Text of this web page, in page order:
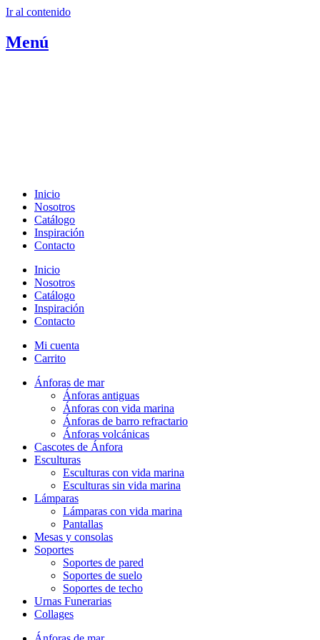
Ir al contenido
Menú
Inicio
Nosotros
Catálogo
Inspiración
Contacto
Inicio
Nosotros
Catálogo
Inspiración
Contacto
Mi cuenta
Carrito
Ánforas de mar
Ánforas antiguas
Ánforas con vida marina
Ánforas de barro refractario
Ánforas volcánicas
Cascotes de Ánfora
Esculturas
Esculturas con vida marina
Esculturas sin vida marina
Lámparas
Lámparas con vida marina
Pantallas
Mesas y consolas
Soportes
Soportes de pared
Soportes de suelo
Soportes de techo
Urnas Funerarias
Collages